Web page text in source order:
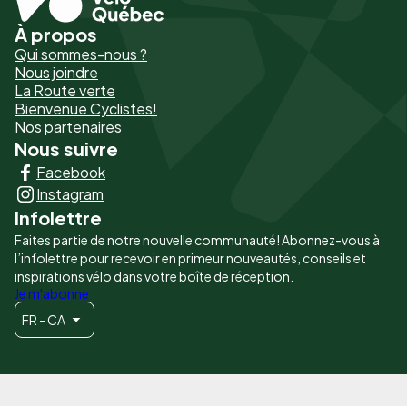
Pied
de
page
-
Liens
principaux
À propos
Qui sommes-nous ?
Nous joindre
La Route verte
Bienvenue Cyclistes!
Nos partenaires
Nous suivre
Facebook
Instagram
Infolettre
Faites partie de notre nouvelle communauté! Abonnez-vous à
l’infolettre pour recevoir en primeur nouveautés, conseils et
inspirations vélo dans votre boîte de réception.
Je m'abonne
FR - CA